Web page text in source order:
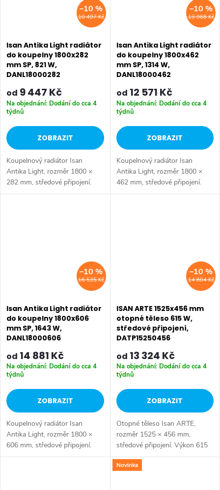
10 497 Kč
–10 %
Isan Antika Light radiátor
do koupelny 1800x282
mm SP, 821 W,
DANL18000282
od 9 447 Kč
Na objednání: Dodání do cca 4
týdnů
ZOBRAZIT
Koupelnový radiátor Isan
Antika Light, rozměr 1800 ×
282 mm, středové připojení.
Výkon 821 W.
13 968 Kč
–10 %
Isan Antika Light radiátor
do koupelny 1800x462
mm SP, 1314 W,
DANL18000462
od 12 571 Kč
Na objednání: Dodání do cca 4
týdnů
ZOBRAZIT
Koupelnový radiátor Isan
Antika Light, rozměr 1800 ×
462 mm, středové připojení.
Výkon 1314 W.
16 535 Kč
–10 %
Isan Antika Light radiátor
do koupelny 1800x606
mm SP, 1643 W,
DANL18000606
od 14 881 Kč
Na objednání: Dodání do cca 4
týdnů
ZOBRAZIT
Koupelnový radiátor Isan
Antika Light, rozměr 1800 ×
606 mm, středové připojení.
Výkon 1643 W.
14 804 Kč
–10 %
ISAN ARTE 1525x456 mm
otopné těleso 615 W,
středové připojení,
DATP15250456
od 13 324 Kč
Na objednání: Dodání do cca 4
týdnů
ZOBRAZIT
Otopné těleso Isan ARTE,
rozměr 1525 × 456 mm,
středové připojení. Výkon 615
W, ocelová konstrukce. Pro
připojení do centrální otopné
Novinka